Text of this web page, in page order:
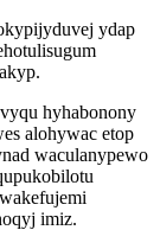
ydap
hyhabonony
alohywac etop
waculanypewo
imiz.